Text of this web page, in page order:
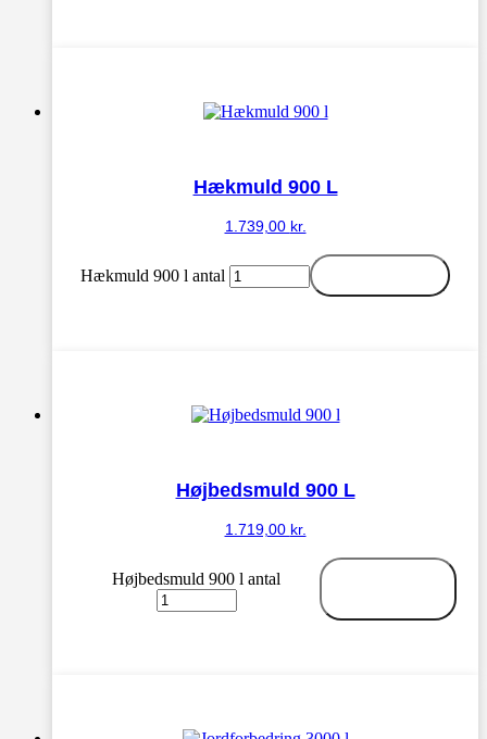
Hækmuld 900 L
1.739,00 kr.
Hækmuld 900 l antal
Højbedsmuld 900 L
1.719,00 kr.
Højbedsmuld 900 l antal